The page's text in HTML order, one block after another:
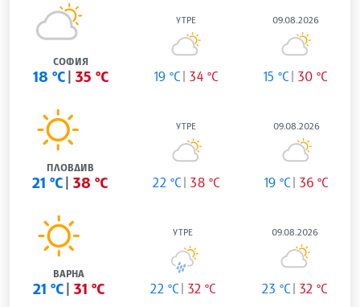
СОФИЯ
18 °C 35 °C
УТРЕ
19 °C 34 °C
09.08.2026
15 °C 30 °C
ПЛОВДИВ
21 °C 38 °C
УТРЕ
22 °C 38 °C
09.08.2026
19 °C 36 °C
ВАРНА
21 °C 31 °C
УТРЕ
22 °C 32 °C
09.08.2026
23 °C 32 °C